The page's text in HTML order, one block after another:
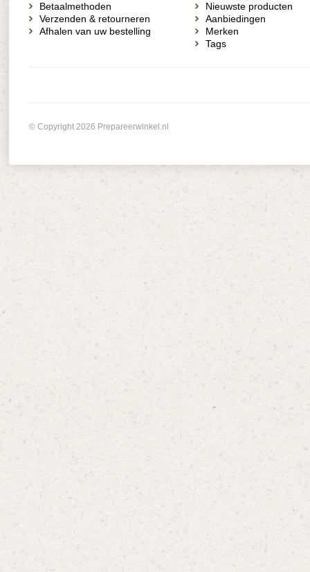
Betaalmethoden
Verzenden & retourneren
Afhalen van uw bestelling
Nieuwste producten
Aanbiedingen
Merken
Tags
© Copyright 2026 Prepareerwinkel.nl